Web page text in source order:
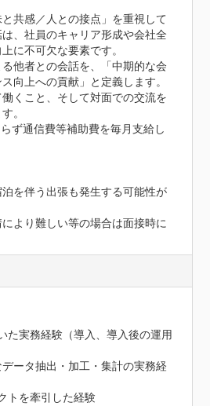
共感／人との接点」を重視して
、社員のキャリア形成や会社全
に不可欠な要素です。
他者との会話を、「中期的な会
向上への貢献」と定義します。
くこと、そして対面での交流を
。
ず通信費等補助費を毎月支給し
を伴う出張も発生する可能性が
より難しい等の場合は面接時に
た実務経験（導入、導入後の運用
データ抽出・加工・集計の実務経
トを牽引した経験